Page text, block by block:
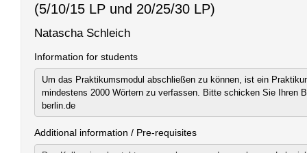
(5/10/15 LP und 20/25/30 LP)
Natascha Schleich
Information for students
Um das Praktikumsmodul abschließen zu können, ist ein
mindestens 2000 Wörtern zu verfassen. Bitte schicken Sie Ihren
berlin.de
Additional information / Pre-requisites